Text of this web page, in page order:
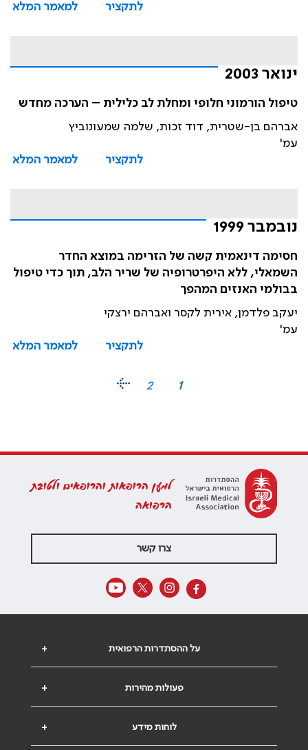
לתקציר
למאמר המלא
ינואר 2003
טיפול הורמוני חלופי ומחלת לב כלילית – הערכה מחדש
אברהם בן-שטרית, דוד זכות, שלמה שמעונוביץ
עמ'
לתקציר
למאמר המלא
נובמבר 1999
חסימה דינאמית קשה של הזרימה במוצא החדר
השמאלי, ללא היפרטרופיה של שריר הלב, תוך כדי טיפול
בבולמי האנזים המהפך
יעקב פלדמן, אירית לקסר ואברהם ירצקי
עמ'
לתקציר
למאמר המלא
1
2
למען הרופאות והרופאים ולטובת
הרפואה
צרו קשר
+ על ההסתדרות הרפואית
+ פעולות מהירות
+ לוחות מידע